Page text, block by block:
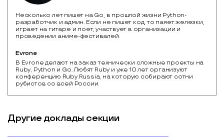
Несколько лет пишет на Go, в прошлой жизни Python-
разработчик и админ. Если не пишет код, то паяет железки,
играет на гитаре и поет, участвует в организации и
проведении аниме-фестивалей.
Evrone
В Evrone делают на заказ технически сложные проекты на
Ruby, Python и Go. Любят Ruby и уже 10 лет организуют
конференцию Ruby Russia, на которую собирают сотни
рубистов со всей России.
Другие доклады секции